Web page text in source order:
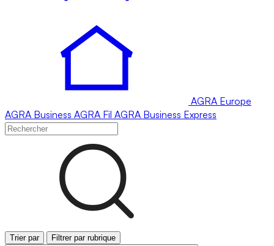
AGRA Europe
AGRA Business AGRA Fil AGRA Business Express
Trier par Filtrer par rubrique